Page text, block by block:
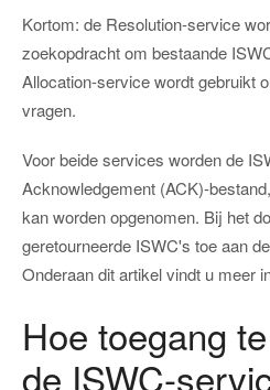
Kortom: de Resolution-service
zoekopdracht om bestaande
Allocation-service wordt gebruikt
vragen.
Voor beide services worden de
Acknowledgement (ACK)-
kan worden opgenomen. Bij het
geretourneerde ISWC's toe aan
Onderaan dit artikel vindt u meer
Hoe toegang
de ISWC-